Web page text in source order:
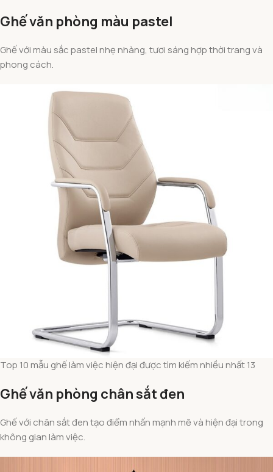
Ghế văn phòng màu pastel
Ghế với màu sắc pastel nhẹ nhàng, tươi sáng hợp thời trang và
phong cách.
Top 10 mẫu ghế làm việc hiện đại được tìm kiếm nhiều nhất 13
Ghế văn phòng chân sắt đen
Ghế với chân sắt đen tạo điểm nhấn mạnh mẽ và hiện đại trong
không gian làm việc.